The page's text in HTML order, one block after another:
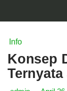
Info
Konsep